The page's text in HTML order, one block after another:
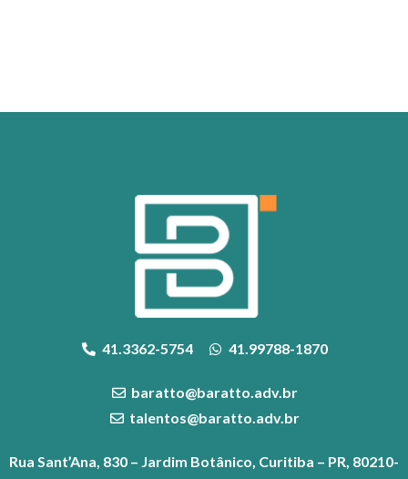
41.3362-5754 41.99788-1870
baratto@baratto.adv.br
talentos@baratto.adv.br
Rua Sant’Ana, 830 – Jardim Botânico, Curitiba – PR, 80210-